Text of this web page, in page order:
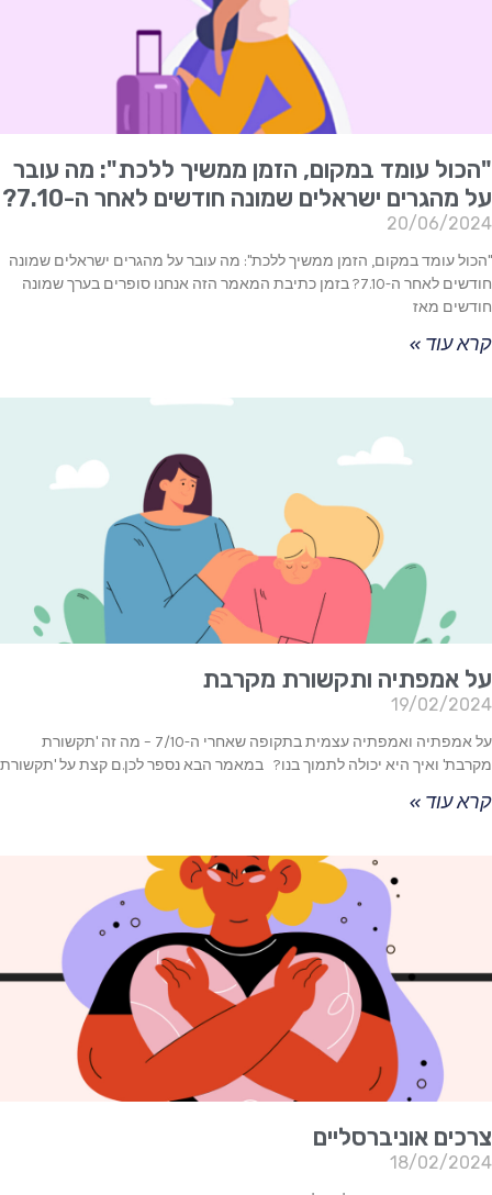
"הכול עומד במקום, הזמן ממשיך ללכת": מה עובר
על מהגרים ישראלים שמונה חודשים לאחר ה-7.10?
20/06/2024
"הכול עומד במקום, הזמן ממשיך ללכת": מה עובר על מהגרים ישראלים שמונה
חודשים לאחר ה-7.10? בזמן כתיבת המאמר הזה אנחנו סופרים בערך שמונה
חודשים מאז
קרא עוד »
על אמפתיה ותקשורת מקרבת
19/02/2024
על אמפתיה ואמפתיה עצמית בתקופה שאחרי ה-7/10 – מה זה 'תקשורת
מקרבת' ואיך היא יכולה לתמוך בנו? במאמר הבא נספר לכן.ם קצת על 'תקשורת
קרא עוד »
צרכים אוניברסליים
18/02/2024